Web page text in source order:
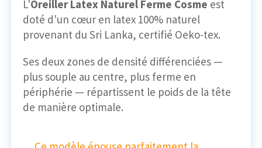
L'Oreiller Latex Naturel Ferme Cosme est
doté d'un cœur en latex 100% naturel
provenant du Sri Lanka, certifié Oeko-tex.
Ses deux zones de densité différenciées —
plus souple au centre, plus ferme en
périphérie — répartissent le poids de la tête
de manière optimale.